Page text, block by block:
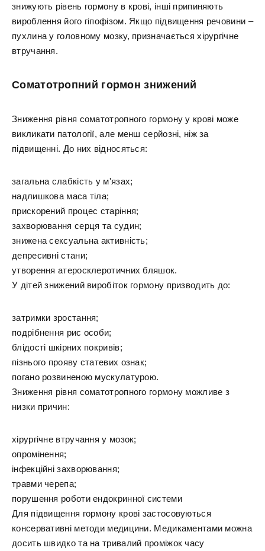
знижують рівень гормону в крові, інші припиняють
вироблення його гіпофізом. Якщо підвищення речовини –
пухлина у головному мозку, призначається хірургічне
втручання.
Соматотропний гормон знижений
Зниження рівня соматотропного гормону у крові може
викликати патології, але менш серйозні, ніж за
підвищенні. До них відносяться:
загальна слабкість у м'язах;
надлишкова маса тіла;
прискорений процес старіння;
захворювання серця та судин;
знижена сексуальна активність;
депресивні стани;
утворення атеросклеротичних бляшок.
У дітей знижений виробіток гормону призводить до:
затримки зростання;
подрібнення рис особи;
блідості шкірних покривів;
пізнього прояву статевих ознак;
погано розвиненою мускулатурою.
Зниження рівня соматотропного гормону можливе з
низки причин:
хірургічне втручання у мозок;
опромінення;
інфекційні захворювання;
травми черепа;
порушення роботи ендокринної системи
Для підвищення гормону крові застосовуються
консервативні методи медицини. Медикаментами можна
досить швидко та на тривалий проміжок часу